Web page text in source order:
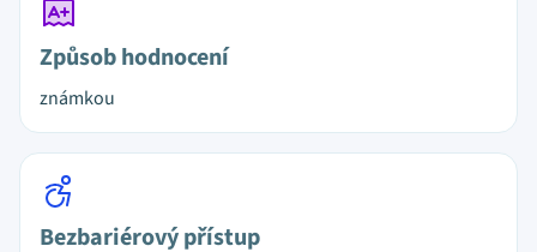
Způsob hodnocení
známkou
Bezbariérový přístup